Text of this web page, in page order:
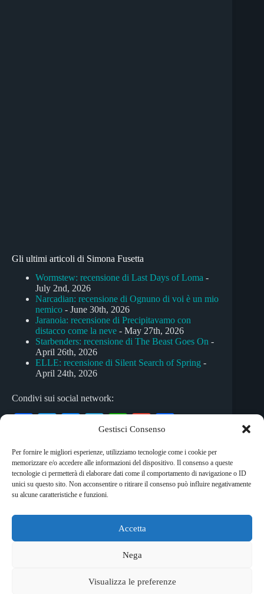
Gestisci Consenso
Per fornire le migliori esperienze, utilizziamo tecnologie come i cookie per
memorizzare e/o accedere alle informazioni del dispositivo. Il consenso a queste
tecnologie ci permetterà di elaborare dati come il comportamento di navigazione o ID
unici su questo sito. Non acconsentire o ritirare il consenso può influire negativamente
su alcune caratteristiche e funzioni.
Accetta
Nega
Visualizza le preferenze
Gli ultimi articoli di Simona Fusetta
Wormstew: recensione di Last Days of Loma -
July 2nd, 2026
Narcadian: recensione di Ognuno di voi è un mio
nemico - June 30th, 2026
Jaranoia: recensione di Precipitavamo con
distacco come la neve - May 27th, 2026
Starbenders: recensione di The Beast Goes On -
April 26th, 2026
ELLE: recensione di Silent Search of Spring -
April 24th, 2026
Condivi sui social network:
bo
ok
tte
r
se
ng
er
Te
gr
a
m
W
ts
A
G
ail di
vi
Tag
#folk #pop
Copyright © 2026 RockShock - © Massimo Garofalo. C.F.
GRFMSM65R24A662Q. Qualsiasi tipo di riproduzione è
vietata se non preventivamente autorizzata. RockShock non
senza alcuna periodicità. Non può pertanto considerarsi un